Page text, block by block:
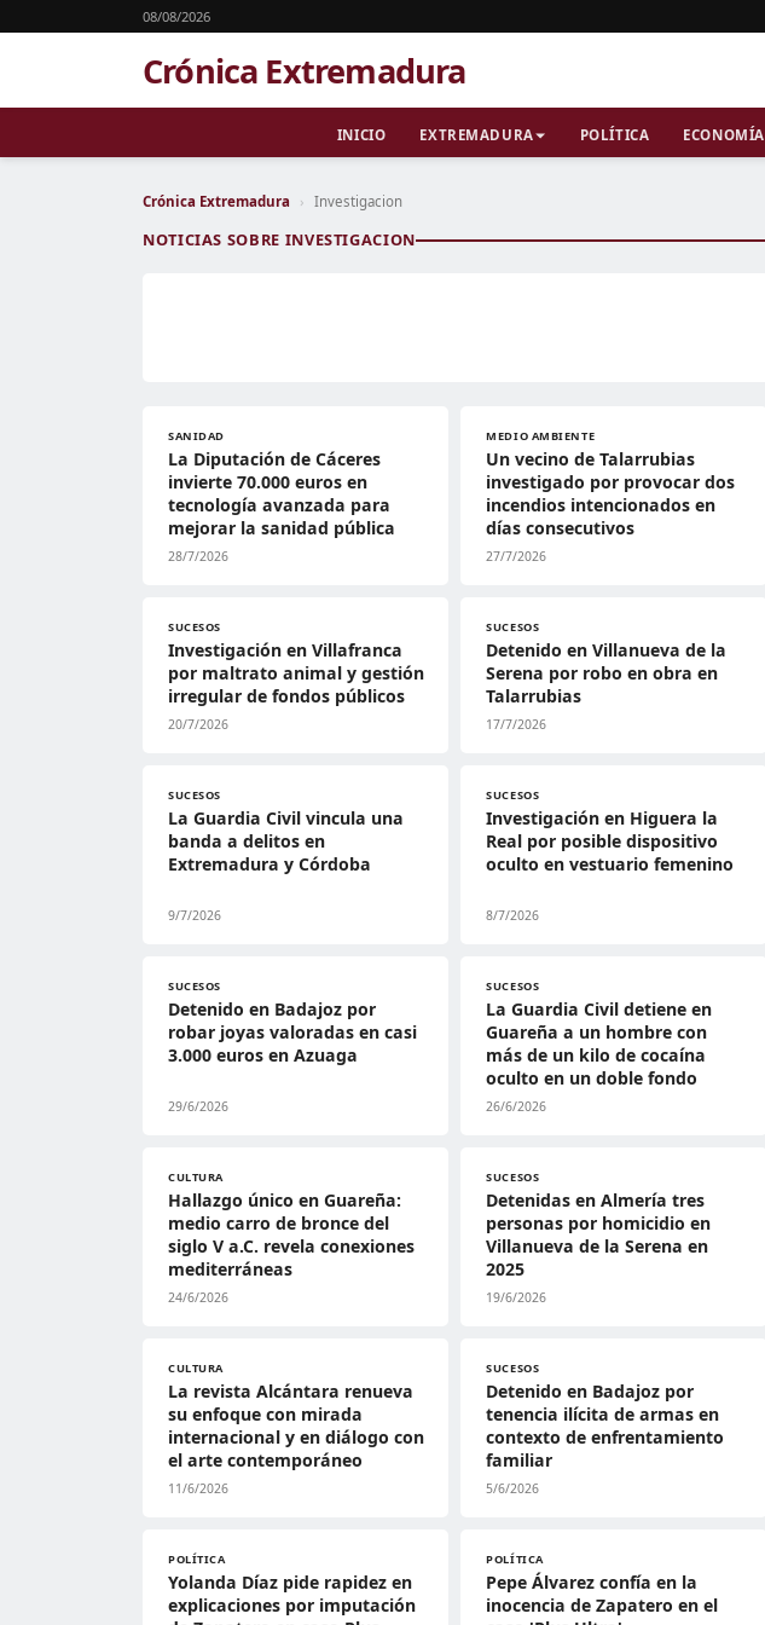
08/08/2026
Crónica Extremadura
INICIO EXTREMADURA POLÍTICA ECONOMÍA
Crónica Extremadura › Investigacion
NOTICIAS SOBRE INVESTIGACION
SANIDAD
La Diputación de Cáceres
invierte 70.000 euros en
tecnología avanzada para
mejorar la sanidad pública
28/7/2026
MEDIO AMBIENTE
Un vecino de Talarrubias
investigado por provocar dos
incendios intencionados en
días consecutivos
27/7/2026
SUCESOS
Investigación en Villafranca
por maltrato animal y gestión
irregular de fondos públicos
20/7/2026
SUCESOS
Detenido en Villanueva de la
Serena por robo en obra en
Talarrubias
17/7/2026
SUCESOS
La Guardia Civil vincula una
banda a delitos en
Extremadura y Córdoba
9/7/2026
SUCESOS
Investigación en Higuera la
Real por posible dispositivo
oculto en vestuario femenino
8/7/2026
SUCESOS
Detenido en Badajoz por
robar joyas valoradas en casi
3.000 euros en Azuaga
29/6/2026
SUCESOS
La Guardia Civil detiene en
Guareña a un hombre con
más de un kilo de cocaína
oculto en un doble fondo
26/6/2026
CULTURA
Hallazgo único en Guareña:
medio carro de bronce del
siglo V a.C. revela conexiones
mediterráneas
24/6/2026
SUCESOS
Detenidas en Almería tres
personas por homicidio en
Villanueva de la Serena en
2025
19/6/2026
CULTURA
La revista Alcántara renueva
su enfoque con mirada
internacional y en diálogo con
el arte contemporáneo
11/6/2026
SUCESOS
Detenido en Badajoz por
tenencia ilícita de armas en
contexto de enfrentamiento
familiar
5/6/2026
POLÍTICA
Yolanda Díaz pide rapidez en
explicaciones por imputación
POLÍTICA
Pepe Álvarez confía en la
inocencia de Zapatero en el